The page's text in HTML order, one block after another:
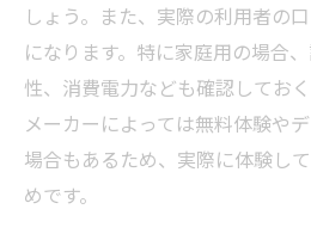
酸素カプセル家庭用と
較
酸素カプセル維持費を
酸素カプセルの寿命や
しょう。また、実際の利用者の
になります。特に家庭用の場合
性、消費電力なども確認してお
メーカーによっては無料体験や
場合もあるため、実際に体験し
めです。